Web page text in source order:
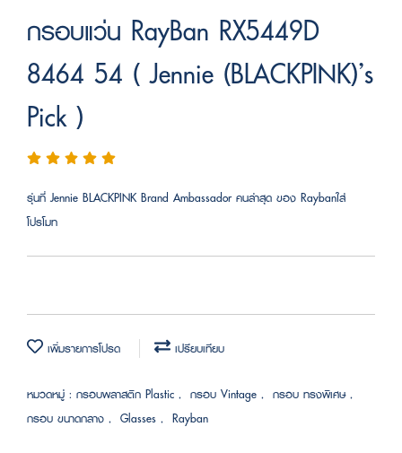
กรอบแว่น RayBan RX5449D
8464 54 ( Jennie (BLACKPINK)’s
Pick )
รุ่นที่ Jennie BLACKPINK Brand Ambassador คนล่าสุด ของ Raybanใส่
โปรโมท
เพิ่มรายการโปรด เปรียบเทียบ
หมวดหมู่ : กรอบพลาสติก Plastic , กรอบ Vintage , กรอบ ทรงพิเศษ,
กรอบ ขนาดกลาง , Glasses , Rayban